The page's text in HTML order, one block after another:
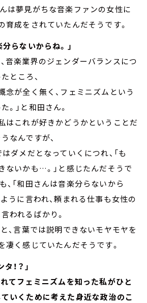
は夢見がちな音楽ファンの女性に
育成をされていたんだそうです。
らないからね。」
音楽業界のジェンダーバランスにつ
ところ、
念が全く無く、フェミニズムという
。」と和田さん。
はこれが好きかどうかということだ
なんですが、
はダメだとなっていくにつれ、「も
ないかも…。」と感じたんだそうで
、「和田さんは音楽分らないから
ように言われ、頼まれる仕事も女性の
われるばかり。
と、言葉では説明できないモヤモヤを
凄く感じていたんだそうです。
！？」
てフェミニズムを知った私がひと
いくために考えた身近な政治のこ